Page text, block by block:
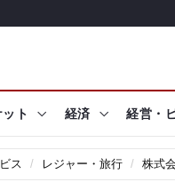
ト 経済 経営・
ス レジャー・旅行 株式